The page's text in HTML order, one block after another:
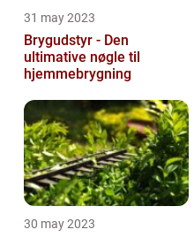
31 may 2023
Brygudstyr - Den
ultimative nøgle til
hjemmebrygning
30 may 2023